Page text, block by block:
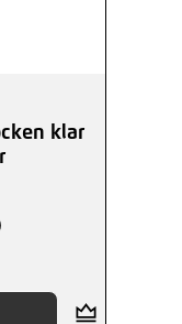
von 5 von 5
klar